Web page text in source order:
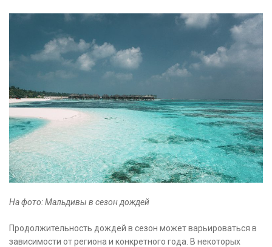
На фото: Мальдивы в сезон дождей
Продолжительность дождей в сезон может варьироваться в
зависимости от региона и конкретного года. В некоторых